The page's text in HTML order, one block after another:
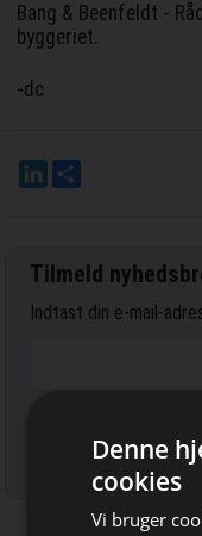
Bang & Beenfeldt -
byggeriet.
-dc
LinkedIn
Tilmeld
Indtast din e-mail-
Læs mere omDenne
cookies
Vi bruger